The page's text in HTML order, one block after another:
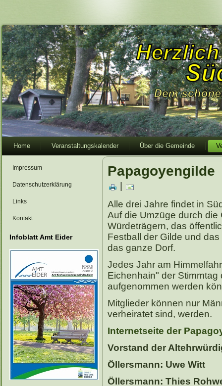
Home Veranstaltungskalender Über die Gemeinde
Impressum
Datenschutzerklärung
Links
Kontakt
Infoblatt Amt Eider
Papagoyengilde
Alle drei Jahre findet in
Auf die Umzüge durch
Würdeträgern, das
Festball der Gilde und
das ganze Dorf.
Jedes Jahr am
Eichenhain" der
aufgenommen werden
Mitglieder können nur
verheiratet sind, werden.
Internetseite der
Vorstand der
Öllersmann: Uwe Witt
Öllersmann: Thies